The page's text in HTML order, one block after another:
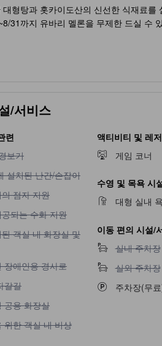
형탕과 홋카이도산의 신선한 식재료
31까지 유바리 멜론을 무제한 드실 수
/서비스
련
기 이용 불가
보기
치된 난간/손잡이 이용 불가
설치된 난간/손잡이
점자 지원 이용 불가
점자 지원
되는 수화 지원 이용 불가
되는 수화 지원
객실 내 화장실 및 욕조 이용 불가
객실 내 화장실 및
애인용 경사로 이용 불가
장애인용 경사로
길 이용 불가
갈길
용 화장실 이용 불가
공용 화장실
한 객실 내 비상 경보기 이용 불가
위한 객실 내 비상
액티비티 및 레
게임 코너
수영 및 목욕 시
대형 실내
이동 편의 시설/
실내 주차장
실내 주차장
실외 주차장
실외 주차장
주차장(무